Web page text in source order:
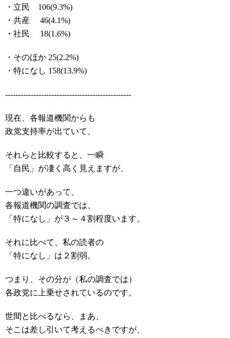
・立民 106(9.3%)
・共産 46(4.1%)
・社民 18(1.6%)
・そのほか 25(2.2%)
・特になし 158(13.9%)
-------------------------------------------------
現在、各報道機関からも
政党支持率が出ていて、
それらと比較すると、一瞬
「自民」が凄く高く見えますが、
一つ違いがあって、
各報道機関の調査では、
「特になし」が３～４割程度います。
それに比べて、私の読者の
「特になし」は２割弱。
つまり、その分が（私の調査では）
各政党に上乗せされているのです。
世間と比べるなら、まあ、
そこは差し引いて考えるべきですが、